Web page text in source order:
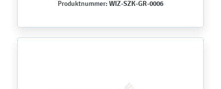
Produktnummer: WIZ-SZK-GR-0006